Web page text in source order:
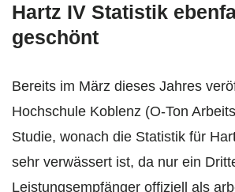
Hartz IV Statistik
geschönt
Bereits im März dieses Jahres
Hochschule Koblenz (O-Ton
Studie, wonach die Statistik für
sehr verwässert ist, da nur ein
Leistungsempfänger offiziell als